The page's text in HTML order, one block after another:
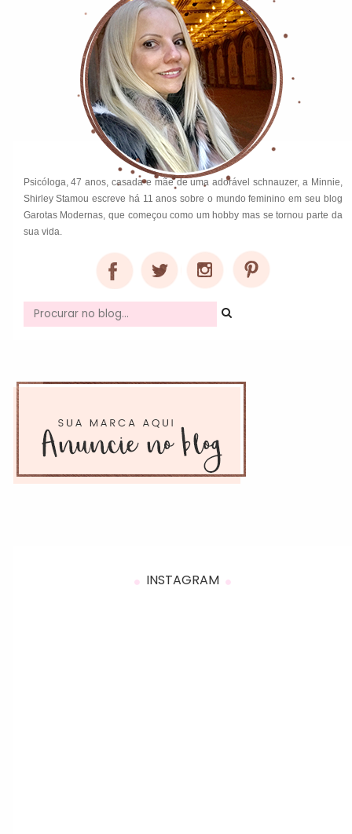
Psicóloga, 47 anos, casada e mãe de uma adorável schnauzer, a Minnie,
Shirley Stamou escreve há 11 anos sobre o mundo feminino em seu blog
Garotas Modernas, que começou como um hobby mas se tornou parte da
sua vida.
INSTAGRAM